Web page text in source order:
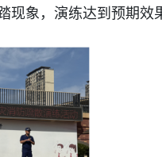
现象，演练达到预期效